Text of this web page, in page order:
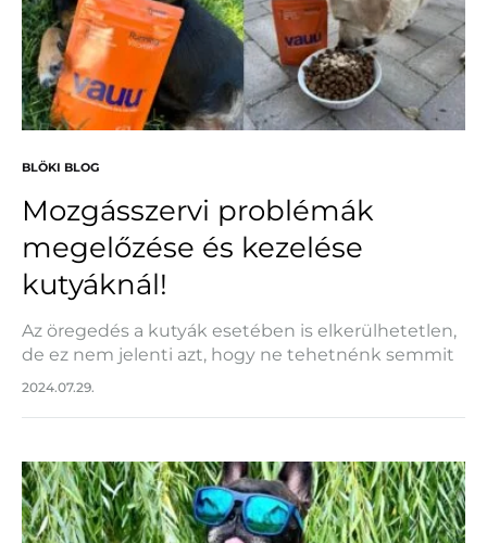
BLÖKI BLOG
Mozgásszervi problémák
megelőzése és kezelése
kutyáknál!
Az öregedés a kutyák esetében is elkerülhetetlen,
de ez nem jelenti azt, hogy ne tehetnénk semmit
azért, hogy kedvenceink teljes mértékben
2024.07.29.